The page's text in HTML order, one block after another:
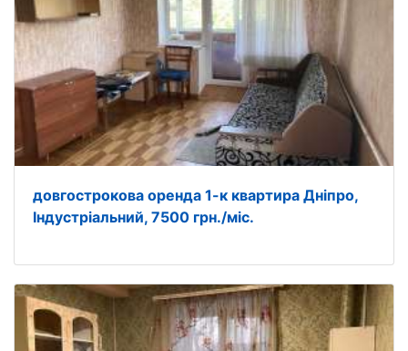
довгострокова оренда 1-к квартира Дніпро,
Індустріальний, 7500 грн./міс.